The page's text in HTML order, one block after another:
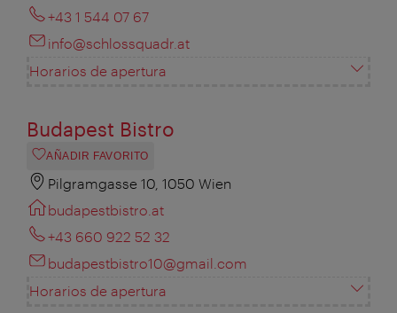
+43 1 544 07 67
info@schlossquadr.at
Horarios de apertura
Budapest Bistro
AÑADIR FAVORITO
Pilgramgasse 10, 1050 Wien
budapestbistro.at
+43 660 922 52 32
budapestbistro10@gmail.com
Horarios de apertura